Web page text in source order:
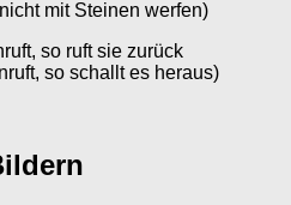
mit Steinen werfen)
so ruft sie zurück
so schallt es heraus)